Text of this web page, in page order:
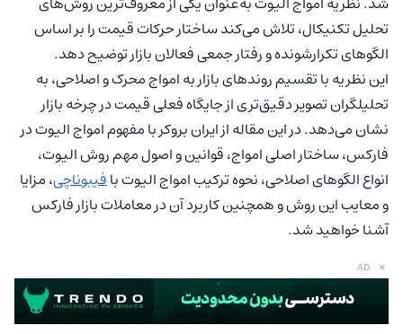
تحلیل تکنیکال، تلاش می‌کند ساختار حرکات قیمت را بر اساس
الگوهای تکرارشونده و رفتار جمعی فعالان بازار توضیح دهد.
این نظریه با تقسیم روندهای بازار به امواج محرک و اصلاحی، به
تحلیلگران تصویر دقیق‌تری از جایگاه فعلی قیمت در چرخه بازار
نشان می‌دهد. در این مقاله از ایران بروکر با مفهوم امواج الیوت در
فارکس، ساختار اصلی امواج، قوانین و اصول مهم روش الیوت،
انواع الگوهای اصلاحی، نحوه ترکیب امواج الیوت بافیبوناچی، مزایا
و معایب این روش و همچنین کاربرد آن در معاملات بازار فارکس
آشنا خواهید شد.
AD ×